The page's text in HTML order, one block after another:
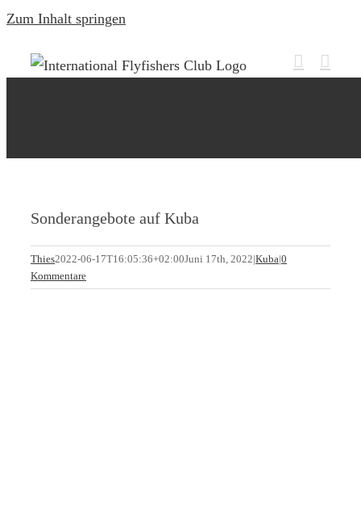
Zum Inhalt springen
Sonderangebote auf Kuba
Thies2022-06-17T16:05:36+02:00Juni 17th, 2022|Kuba|0
Kommentare